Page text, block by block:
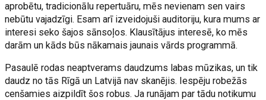
aprobētu, tradicionālu repertuāru, mēs nevienam sen vairs
nebūtu vajadzīgi. Esam arī izveidojuši auditoriju, kura mums ar
interesi seko šajos sānsoļos. Klausītājus interesē, ko mēs
darām un kāds būs nākamais jaunais vārds programmā.
Pasaulē rodas neaptverams daudzums labas mūzikas, un tik
daudz no tās Rīgā un Latvijā nav skanējis. Iespēju robežās
cenšamies aizpildīt šos robus. Ja runājam par tādu notikumu